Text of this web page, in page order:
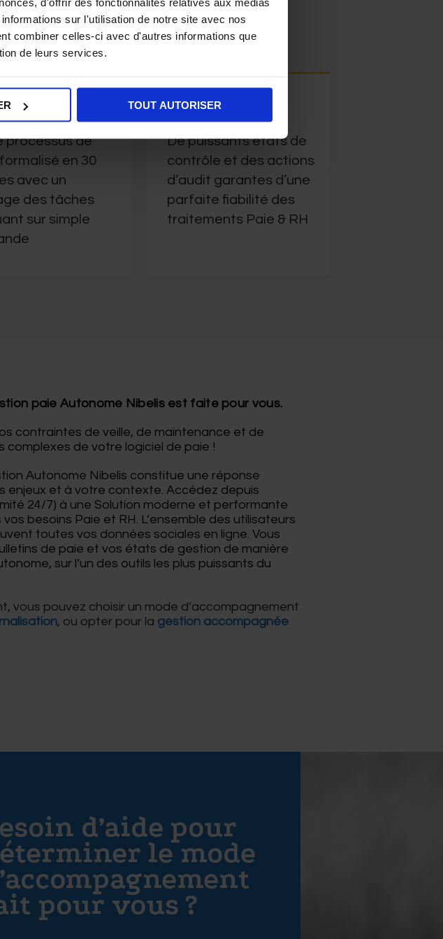
sur l'utilisation de notre site avec nos
combiner celles-ci avec d'autres informations que
de leurs services.
TOUT AUTORISER
processus de
en 30
avec un
des tâches
sur simple
Contrôles
De puissants états de
contrôle et des actions
d’audit garantes d’une
parfaite fiabilité des
traitements Paie & RH
paie Autonome Nibelis est faite pour vous.
contraintes de veille, de maintenance et de
complexes de votre logiciel de paie !
Autonome Nibelis constitue une réponse
enjeux et à votre contexte. Accédez depuis
24/7) à une Solution moderne et performante
besoins Paie et RH. L’ensemble des utilisateurs
toutes vos données sociales en ligne. Vous
de paie et vos états de gestion de manière
sur l’un des outils les plus puissants du
vous pouvez choisir un mode d’accompagnement
, ou opter pour la gestion accompagnée
d’aide pour
le mode
pour vous ?